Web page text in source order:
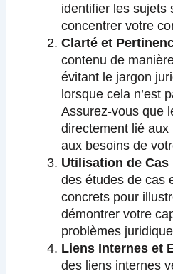
identifier les sujets
concentrer votre
Clarté et
contenu de
évitant le jargon
lorsque cela n’est
Assurez-vous que
directement lié
aux besoins de
Utilisation de Cas
des études de cas
concrets pour
démontrer votre
problèmes
Liens Internes et
des liens internes